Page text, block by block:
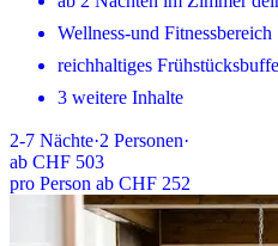
Wellness-und Fitnessbereich
reichhaltiges
3 weitere Inhalte
2-7 Nächte·2 Personen·
ab CHF 503
pro Person ab CHF 252